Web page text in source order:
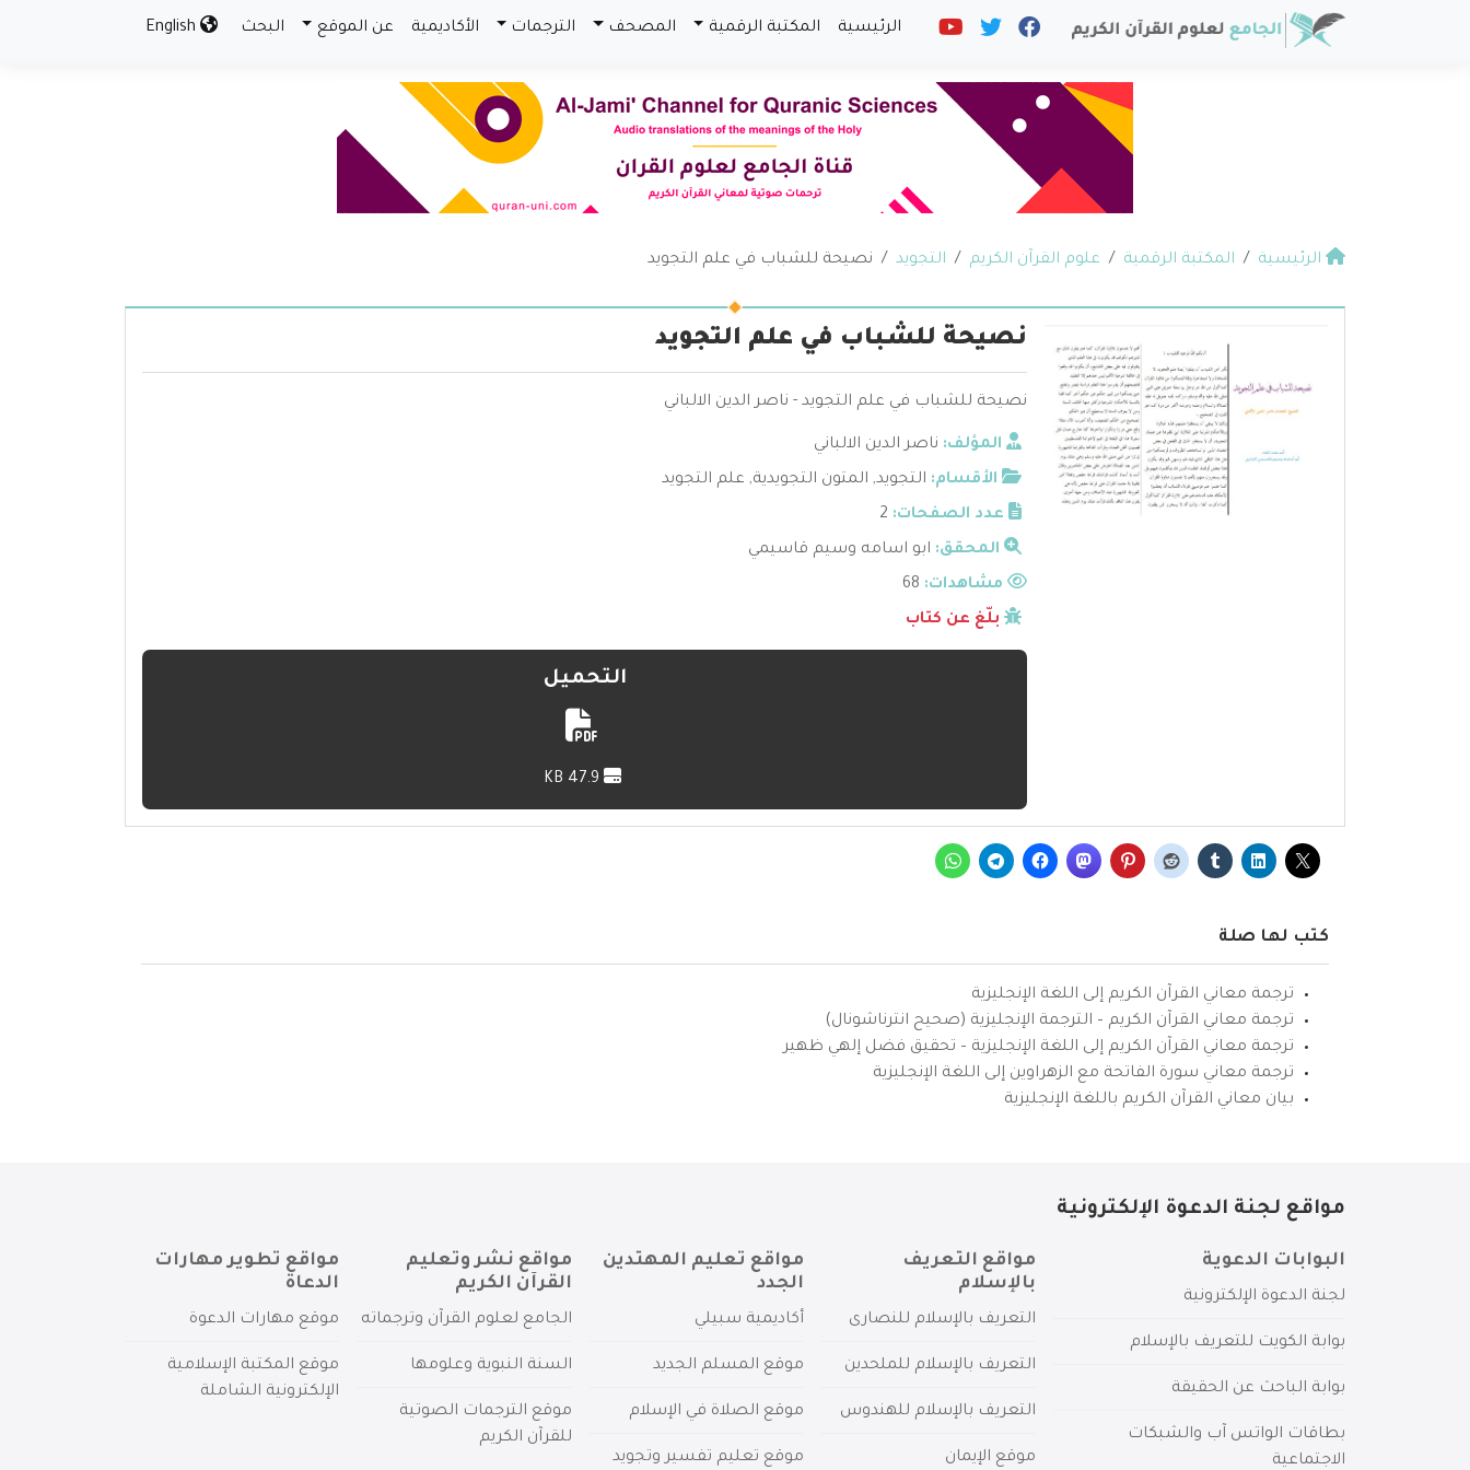
الرئيسية المكتبة الرقمية المصحف الترجمات الأكاديمية عن الموقع البحث
الرئيسية المكتبة الرقمية علوم القرآن الكريم التجويد نصيحة للشباب في علم التجويد
نصيحة للشباب في علم التجويد
نصيحة للشباب في علم التجويد - ناصر الدين الالباني
المؤلف: ناصر الدين الالباني
الأقسام: التجويد, المتون التجويدية, علم التجويد
عدد الصفحات: 2
المحقق: ابو اسامه وسيم قاسيمي
مشاهدات:
بلّغ عن كتاب
التحميل
كتب لها صلة
ترجمة معاني القرآن الكريم إلى اللغة الإنجليزية
ترجمة معاني القرآن الكريم – الترجمة الإنجليزية (صحيح انترناشونال)
ترجمة معاني القرآن الكريم إلى اللغة الإنجليزية – تحقيق فضل إلهي ظهير
ترجمة معاني سورة الفاتحة مع الزهراوين إلى اللغة الإنجليزية
بيان معاني القرآن الكريم باللغة الإنجليزية
مواقع لجنة الدعوة الإلكترونية
البوابات الدعوية
لجنة الدعوة الإلكترونية
بوابة الكويت للتعريف بالإسلام
بوابة الباحث عن الحقيقة
بطاقات الواتس آب والشبكات
الاجتماعية
مواقع التعريف
بالإسلام
التعريف بالإسلام للنصارى
التعريف بالإسلام للملحدين
التعريف بالإسلام للهندوس
موقع الإيمان
مواقع تعليم المهتدين
الجدد
أكاديمية سبيلي
موقع المسلم الجديد
موقع الصلاة في الإسلام
موقع تعليم تفسير وتجويد
مواقع نشر وتعليم
القرآن الكريم
الجامع لعلوم القرآن وترجماته
السنة النبوية وعلومها
موقع الترجمات الصوتية
للقرآن الكريم
مواقع تطوير مهارات
الدعاة
موقع مهارات الدعوة
موقع المكتبة الإسلامية
الإلكترونية الشاملة